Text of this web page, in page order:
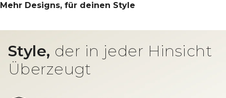
Mehr Designs, für deinen Style
Style, der in jeder Hinsicht
Überzeugt